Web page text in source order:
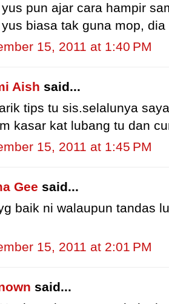
pun ajar cara hampir
biasa tak guna mop,
15, 2011 at 1:40 PM
Aish said...
tips tu sis.selalunya
kasar kat lubang tu dan
15, 2011 at 1:45 PM
Gee said...
baik ni walaupun tandas
15, 2011 at 2:01 PM
said...